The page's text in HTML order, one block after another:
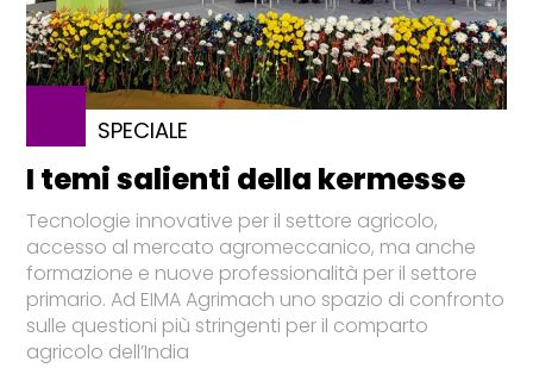
SPECIALE
I temi salienti della kermesse
Tecnologie innovative per il settore agricolo,
accesso al mercato agromeccanico, ma anche
formazione e nuove professionalità per il settore
primario. Ad EIMA Agrimach uno spazio di confronto
sulle questioni più stringenti per il comparto
agricolo dell’India